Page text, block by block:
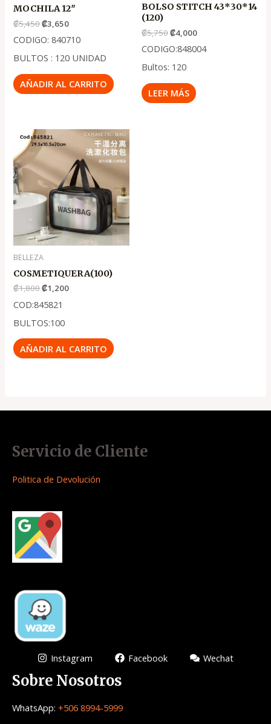
MOCHILA 12″
₡5,450₡3,650
CODIGO: 840710
BULTOS : 120 UNIDAD
AÑADIR AL CARRITO
BOLSO STITCH 43*30*14
(120)
₡5,750₡4,000
CODIGO:848004
Bultos: 120
LEER MÁS
BELLEZA
COSMETIQUERA(100)
₡1,800
El
precio
original
era:
.
₡1,800
₡1,200
actual
es:
.
₡1,200
COD:845821
BULTOS:100
AÑADIR AL CARRITO
Servicio de Cliente
Politica de Devolución
Instagram Facebook Wechat
Sobre Nosotros
WhatsApp: +506 8994-5999